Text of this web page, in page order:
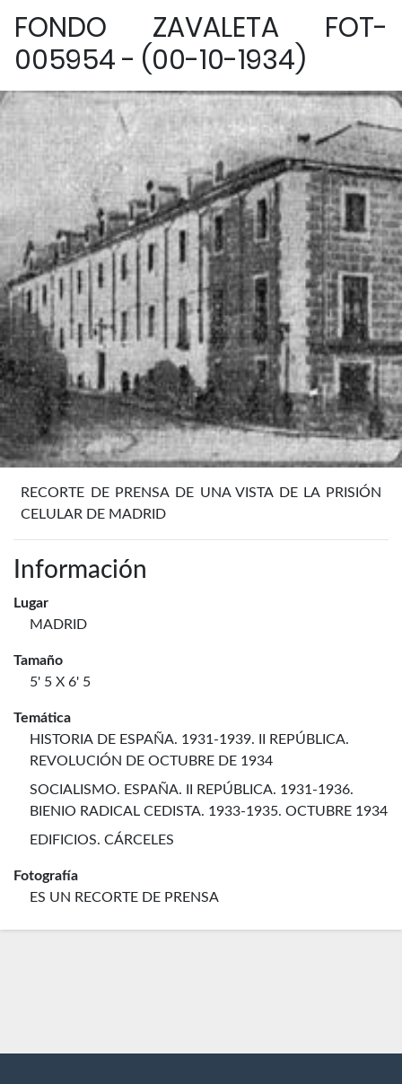
FONDO ZAVALETA FOT-
005954 - (00-10-1934)
RECORTE DE PRENSA DE UNA VISTA DE LA PRISIÓN
CELULAR DE MADRID
Información
Lugar
MADRID
Tamaño
5' 5 X 6' 5
Temática
HISTORIA DE ESPAÑA. 1931-1939. II REPÚBLICA.
REVOLUCIÓN DE OCTUBRE DE 1934
SOCIALISMO. ESPAÑA. II REPÚBLICA. 1931-1936.
BIENIO RADICAL CEDISTA. 1933-1935. OCTUBRE 1934
EDIFICIOS. CÁRCELES
Fotografía
ES UN RECORTE DE PRENSA